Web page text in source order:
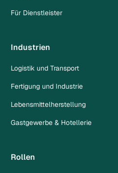
Für Dienstleister
Industrien
Logistik und Transport
Fertigung und Industrie
Lebensmittelherstellung
Gastgewerbe & Hotellerie
Rollen